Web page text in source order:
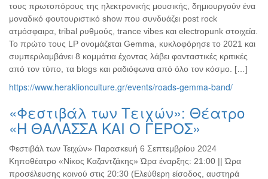
τους πρωτοπόρους της ηλεκτρονικής μουσικής, δημιουργούν ένα
μοναδικό φουτουριστικό show που συνδυάζει post rock
ατμόσφαιρα, tribal ρυθμούς, trance vibes και electropunk στοιχεία.
Το πρώτο τους LP ονομάζεται Gemma, κυκλοφόρησε το 2021 και
συμπεριλαμβάνει 8 κομμάτια έχοντας λάβει φανταστικές κριτικές
από τον τύπο, τα blogs και ραδιόφωνα από όλο τον κόσμο. […]
https://www.heraklionculture.gr/events/roads-gemma-band/
«Φεστιβάλ των Τειχών»: Θέατρο
«Η ΘΑΛΑΣΣΑ ΚΑΙ Ο ΓΕΡΟΣ»
Φεστιβάλ των Τειχών» Παρασκευή 6 Σεπτεμβρίου 2024
Κηποθέατρο «Νίκος Καζαντζάκης» Ώρα έναρξης: 21:00 || Ώρα
προσέλευσης κοινού στις 20:30 (Ελεύθερη είσοδος, αυστηρά